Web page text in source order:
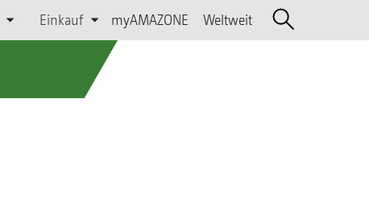
Einkauf myAMAZONE Weltweit